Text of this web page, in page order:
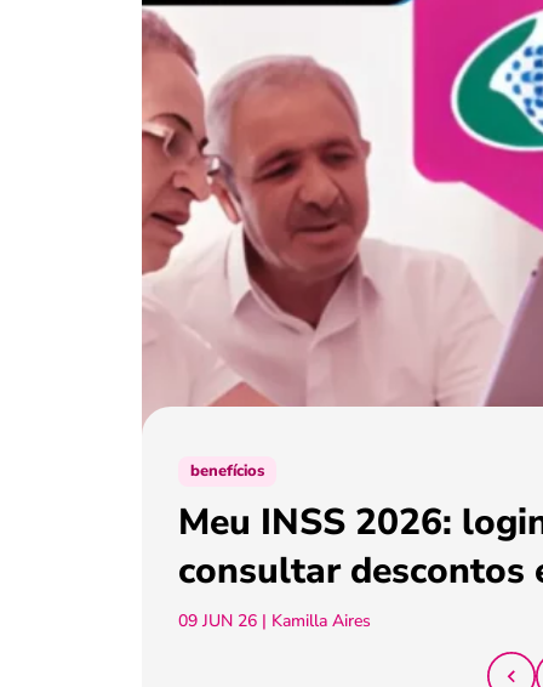
benefícios
Meu INSS 2026:
consultar descontos
09 JUN 26 | Kamilla Aires